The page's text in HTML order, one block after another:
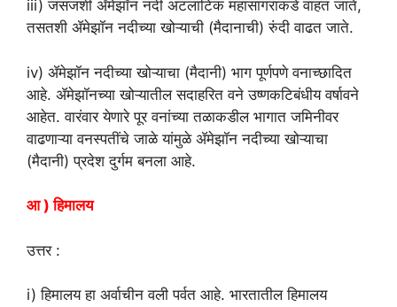
iii) जसजशी ॲमेझॉन नदी अटलांटिक महासागराकडे वाहत जाते,
तसतशी ॲमेझॉन नदीच्या खोऱ्याची (मैदानाची) रुंदी वाढत जाते.
iv) ॲमेझॉन नदीच्या खोऱ्याचा (मैदानी) भाग पूर्णपणे वनाच्छादित
आहे. ॲमेझॉनच्या खोऱ्यातील सदाहरित वने उष्णकटिबंधीय वर्षावने
आहेत. वारंवार येणारे पूर वनांच्या तळाकडील भागात जमिनीवर
वाढणाऱ्या वनस्पतींचे जाळे यांमुळे ॲमेझॉन नदीच्या खोऱ्याचा
(मैदानी) प्रदेश दुर्गम बनला आहे.
आ ) हिमालय
उत्तर :
i) हिमालय हा अर्वाचीन वली पर्वत आहे. भारतातील हिमालय